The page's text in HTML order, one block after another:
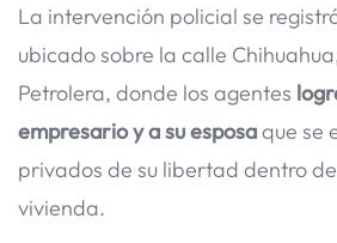
La intervención policial se
ubicado sobre la calle
Petrolera, donde los agentes
empresario y a su esposaque se
privados de su libertad dentro
vivienda.